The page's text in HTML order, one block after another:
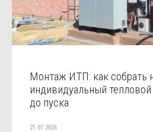
Монтаж ИТП: как собрать
индивидуальный тепловой
до пуска
21.07.2026